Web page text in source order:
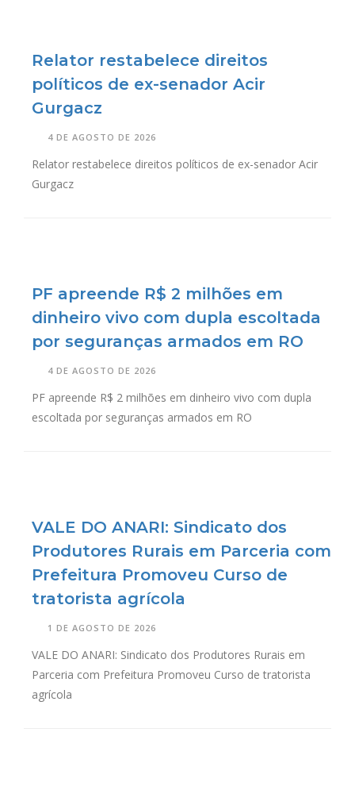
Relator restabelece direitos
políticos de ex-senador Acir
Gurgacz
4 DE AGOSTO DE 2026
Relator restabelece direitos políticos de ex-senador Acir
Gurgacz
PF apreende R$ 2 milhões em
dinheiro vivo com dupla escoltada
por seguranças armados em RO
4 DE AGOSTO DE 2026
PF apreende R$ 2 milhões em dinheiro vivo com dupla
escoltada por seguranças armados em RO
VALE DO ANARI: Sindicato dos
Produtores Rurais em Parceria com
Prefeitura Promoveu Curso de
tratorista agrícola
1 DE AGOSTO DE 2026
VALE DO ANARI: Sindicato dos Produtores Rurais em
Parceria com Prefeitura Promoveu Curso de tratorista
agrícola